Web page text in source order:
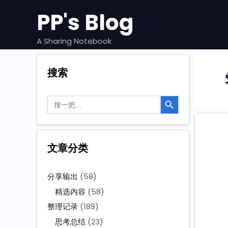
PP's Blog
A Sharing Notebook
搜索
Search
for:
搜索按钮
文章分类
分享输出 (58)
精选内容 (58)
整理记录 (189)
思考总结 (23)